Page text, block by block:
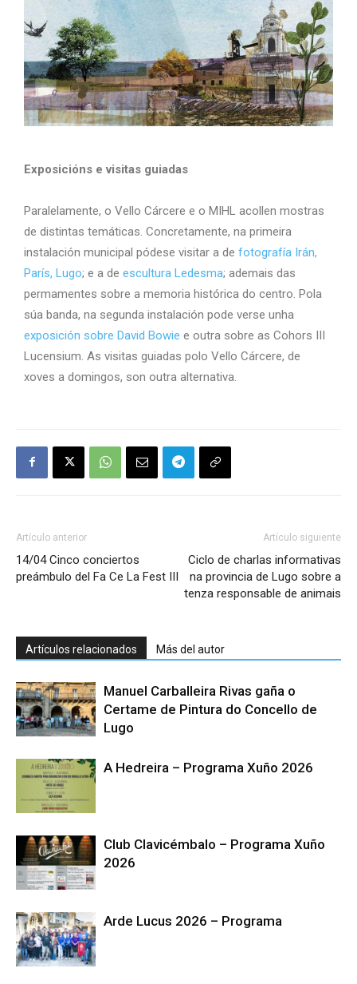
Exposicións e visitas guiadas
Paralelamente, o Vello Cárcere e o MIHL acollen mostras
de distintas temáticas. Concretamente, na primeira
instalación municipal pódese visitar a de fotografía Irán,
París, Lugo; e a de escultura Ledesma; ademais das
permamentes sobre a memoria histórica do centro. Pola
súa banda, na segunda instalación pode verse unha
exposición sobre David Bowie e outra sobre as Cohors III
Lucensium. As visitas guiadas polo Vello Cárcere, de
xoves a domingos, son outra alternativa.
Artículo anterior
14/04 Cinco conciertos
preámbulo del Fa Ce La Fest III
Artículo siguiente
Ciclo de charlas informativas
na provincia de Lugo sobre a
tenza responsable de animais
Artículos relacionados Más del autor
Manuel Carballeira Rivas gaña o
Certame de Pintura do Concello de
Lugo
A Hedreira – Programa Xuño 2026
Club Clavicémbalo – Programa Xuño
2026
Arde Lucus 2026 – Programa